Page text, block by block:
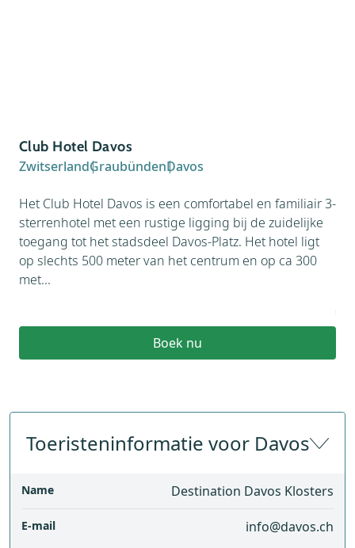
Club Hotel Davos
ZwitserlandGraubündenDavos
Het Club Hotel Davos is een comfortabel en familiair 3-
sterrenhotel met een rustige ligging bij de zuidelijke
toegang tot het stadsdeel Davos-Platz. Het hotel ligt
op slechts 500 meter van het centrum en op ca 300
met...
Boek nu
Toeristeninformatie voor Davos
Name Destination Davos Klosters
E-mail info@davos.ch